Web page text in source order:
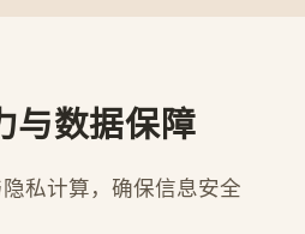
与数据保障
私计算，确保信息安全